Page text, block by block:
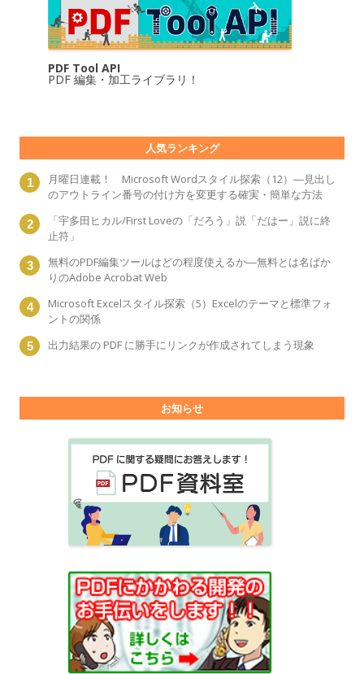
PDF Tool API
PDF 編集・加工ライブラリ！
人気ランキング
月曜日連載！ Microsoft Wordスタイル探索（12）―見出し
のアウトライン番号の付け方を変更する確実・簡単な方法
「宇多田ヒカル/First Loveの「だろう」説「だはー」説に終
止符」
無料のPDF編集ツールはどの程度使えるか―無料とは名ばか
りのAdobe Acrobat Web
Microsoft Excelスタイル探索（5）Excelのテーマと標準フォ
ントの関係
出力結果の PDF に勝手にリンクが作成されてしまう現象
お知らせ